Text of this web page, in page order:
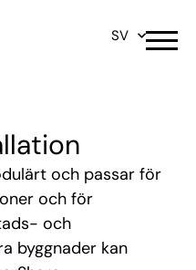
SV
och passar för
och för
och
byggnader kan